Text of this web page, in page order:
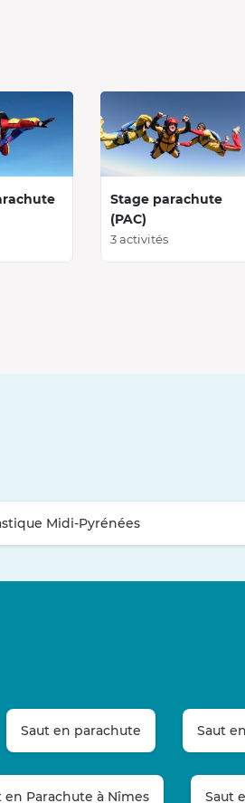
Stage parachute
(PAC)
3 activités
Midi-Pyrénées
Saut en parachute Saut
en Parachute à Nîmes Saut